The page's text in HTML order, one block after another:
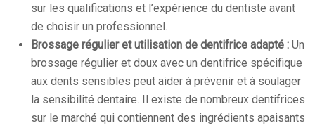
sur les qualifications et l’expérience du dentiste avant
de choisir un professionnel.
Brossage régulier et utilisation de dentifrice adapté : Un
brossage régulier et doux avec un dentifrice spécifique
aux dents sensibles peut aider à prévenir et à soulager
la sensibilité dentaire. Il existe de nombreux dentifrices
sur le marché qui contiennent des ingrédients apaisants